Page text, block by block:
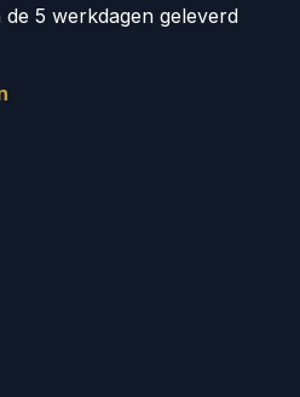
5 werkdagen geleverd